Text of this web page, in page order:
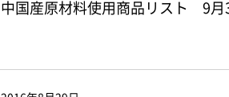
中国産原材料使用商品リスト 9月